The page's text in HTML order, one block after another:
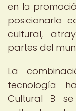
en la
posicionarlo
cultural,
partes del
La
tecnología
Cultural B